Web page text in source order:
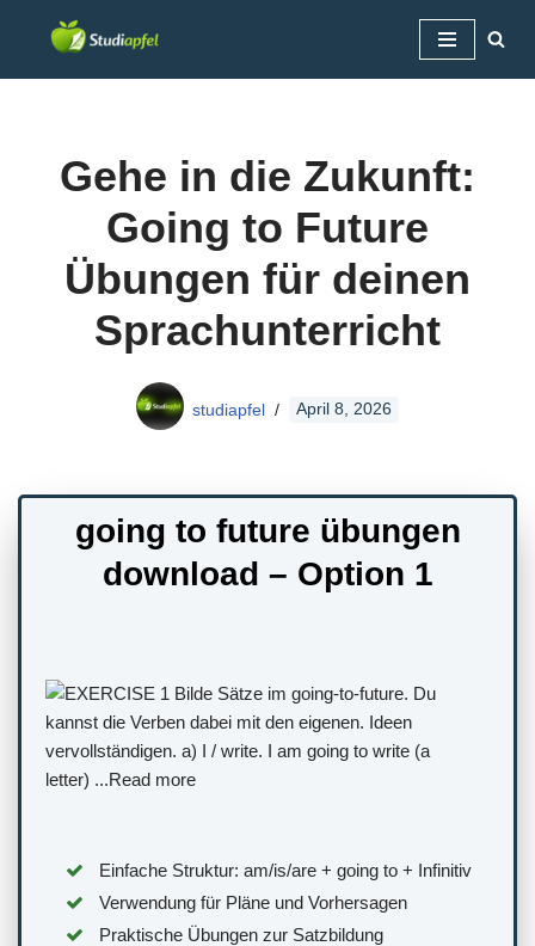
Gehe in die Zukunft:
Going to Future
Übungen für deinen
Sprachunterricht
studiapfel April 8, 2026
going to future übungen
download – Option 1
Einfache Struktur: am/is/are + going to + Infinitiv
Verwendung für Pläne und Vorhersagen
Praktische Übungen zur Satzbildung